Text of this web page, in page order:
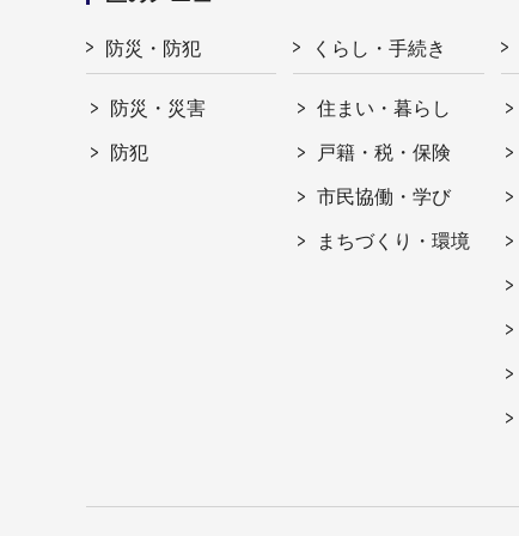
防災・防犯
防災・災害
防犯
くらし・手続き
住まい・暮らし
戸籍・税・保険
市民協働・学び
まちづくり・環境